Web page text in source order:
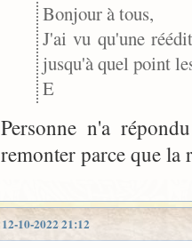
Bonjour à tous,
J'ai vu qu'une
jusqu'à quel point
E
Personne n'a
remonter parce que la
12-10-2022 21:12